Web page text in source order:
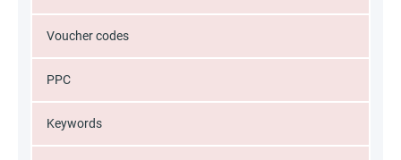
Voucher codes
PPC
Keywords